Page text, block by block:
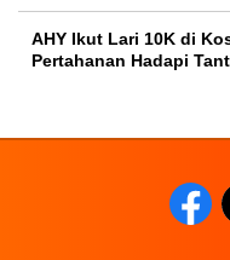
AHY Ikut Lari 10K di
Pertahanan Hadapi